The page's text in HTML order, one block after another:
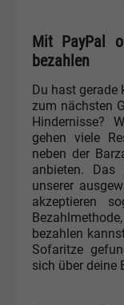
Mit PayPal
bezahlen
Du hast gerade
zum nächsten
Hindernisse?
gehen viele
neben der
anbieten.
unserer
akzeptieren
bezahlen
Sofaritze
sich über deine